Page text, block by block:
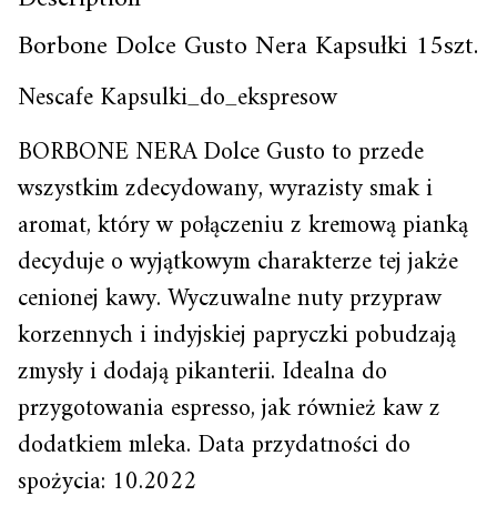
Borbone Dolce Gusto Nera Kapsułki 15szt.
Nescafe Kapsulki_do_ekspresow
BORBONE NERA Dolce Gusto to przede
wszystkim zdecydowany, wyrazisty smak i
aromat, który w połączeniu z kremową pianką
decyduje o wyjątkowym charakterze tej jakże
cenionej kawy. Wyczuwalne nuty przypraw
korzennych i indyjskiej papryczki pobudzają
zmysły i dodają pikanterii. Idealna do
przygotowania espresso, jak również kaw z
dodatkiem mleka. Data przydatności do
spożycia: 10.2022